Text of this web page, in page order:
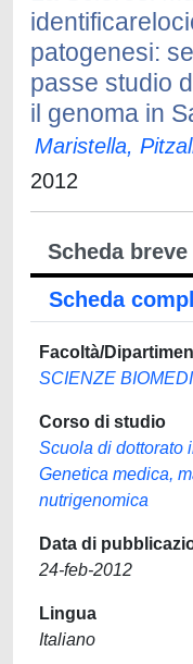
patogenesi:
passe studio
il genoma in
Maristella,
2012
Scheda breve
Scheda
Facoltà/
SCIENZE
Corso di studio
Scuola di dottorato
Genetica medica,
nutrigenomica
Data di
24-feb-2012
Lingua
Italiano